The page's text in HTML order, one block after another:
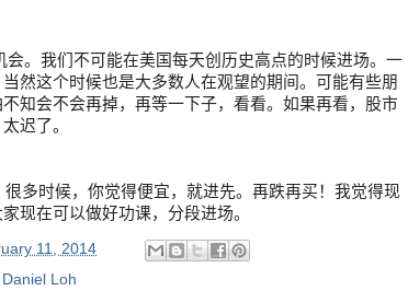
。我们不可能在美国每天创历史高点的时候进场。一
然这个时候也是大多数人在观望的期间。可能有些朋
知会不会再掉，再等一下子，看看。如果再看，股市
迟了。
多时候，你觉得便宜，就进先。再跌再买！我觉得现
现在可以做好功课，分段进场。
11, 2014
Loh